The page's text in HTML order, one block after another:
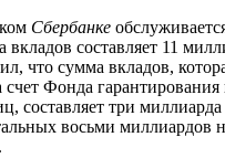
Сбербанке
вкладов составляет 11
что сумма вкладов,
счет Фонда гарантирования
составляет три миллиарда
восьми миллиардов